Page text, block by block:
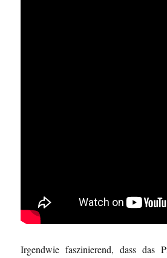
Irgendwie faszinierend, dass das